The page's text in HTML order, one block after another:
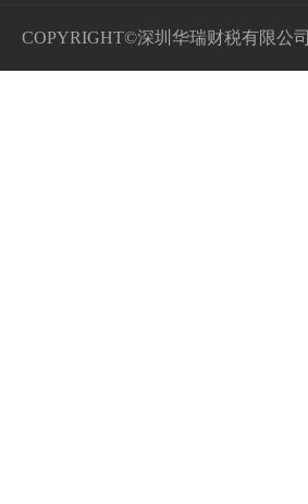
COPYRIGHT©深圳华瑞财税有限公司